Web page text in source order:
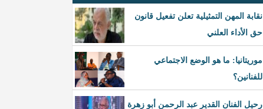
نقابة المهن التمثيلية تعلن تفعيل قانون
حق الأداء العلني
موريتانيا: ما هو الوضع الاجتماعي
للفنانين؟
رحيل الفنان القدير عبد الرحمن أبو زهرة